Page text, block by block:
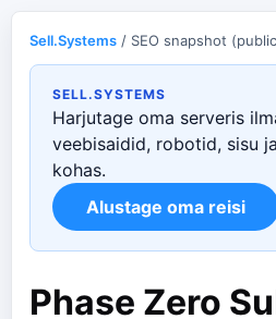
Sell.Systems / SEO snapshot
SELL.SYSTEMS
Harjutage oma serveris
veebisaidid, robotid, sisu
kohas.
Alustage oma reisi
Phase Zero